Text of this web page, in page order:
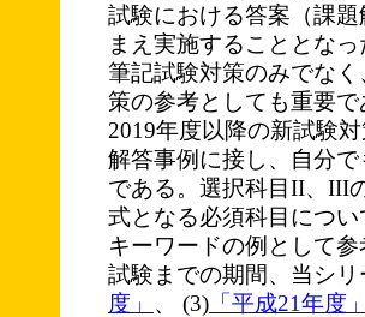
試験における答案（課
まえ実施することとな
筆記試験対策のみでな
策の参考としても重要で
2019年度以降の新試験
解答事例に接し、自分
である。選択科目II、III
式となる必須科目につ
キーワードの例として
試験までの期間、当シリ
度」 、 (3) 「平成21年度」